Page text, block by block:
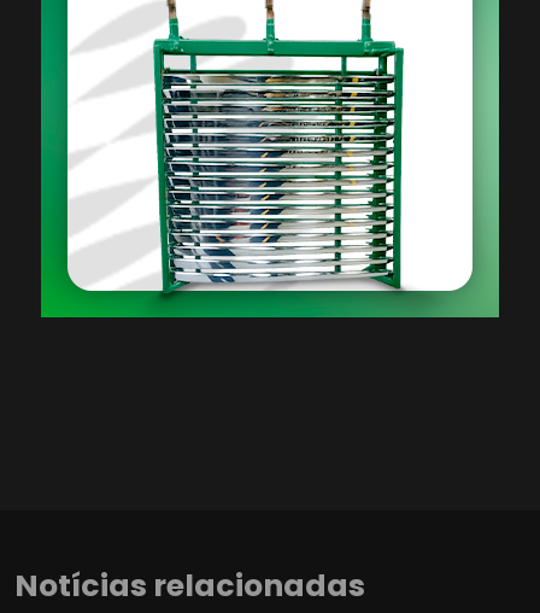
Notícias relacionadas